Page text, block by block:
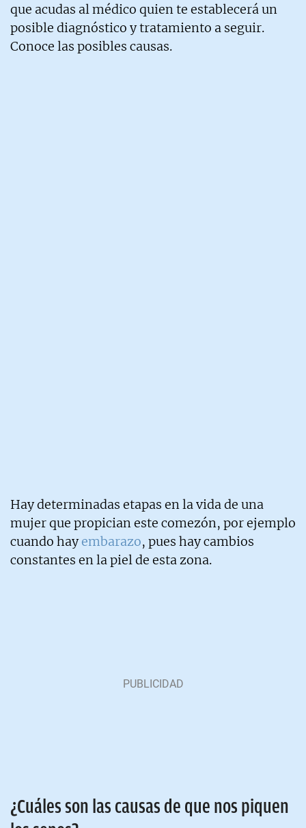
que acudas al médico quien te establecerá un
posible diagnóstico y tratamiento a seguir.
Conoce las posibles causas.
Hay determinadas etapas en la vida de una
mujer que propician este comezón, por ejemplo
cuando hayembarazo, pues hay cambios
constantes en la piel de esta zona.
¿Cuáles son las causas de que nos piquen